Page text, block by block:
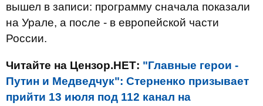
вышел в записи: программу сначала показали
на Урале, а после - в европейской части
России.
Читайте на Цензор.НЕТ: "Главные герои -
Путин и Медведчук": Стерненко призывает
прийти 13 июля под 112 канал на